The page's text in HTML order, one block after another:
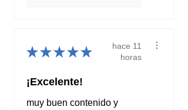
★ ★ ★ ★ ★
hace 11
horas
¡Excelente!
muy buen contenido y